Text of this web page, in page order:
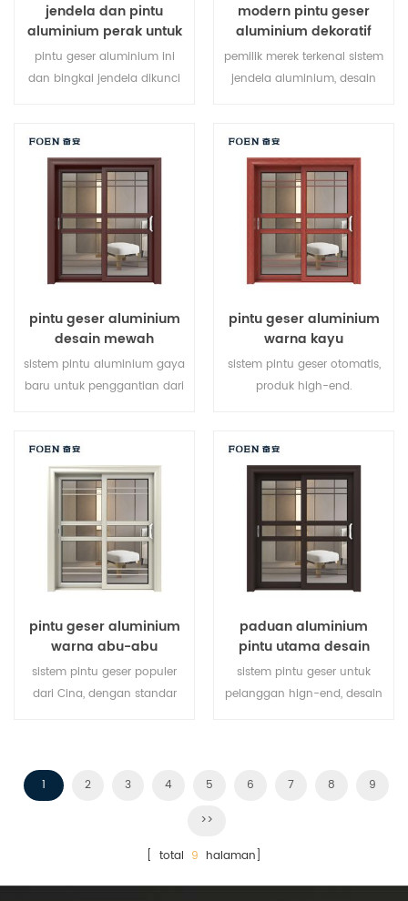
jendela dan pintu
aluminium perak untuk
rumah
pintu geser aluminium ini
dan bingkai jendela dikunci
anti-pencurian sangat baik.
berbagai jenis pintu untuk
memenuhi berbagai
kebutuhan arsitektur.
modern pintu geser
aluminium dekoratif
luar ruangan
pemilik merek terkenal sistem
jendela aluminium, desain
pintu geser aluminium
desain mewah
sistem pintu aluminium gaya
baru untuk penggantian dari
pintu geser aluminium
warna kayu
sistem pintu geser otomatis,
produk high-end.
pintu geser aluminium
warna abu-abu
sistem pintu geser populer
dari Cina, dengan standar
paduan aluminium
pintu utama desain
pintu geser kaca
sistem pintu geser untuk
pelanggan hign-end, desain
1 2 3 4 5 6 7 8 9
>>
[ total 9 halaman]